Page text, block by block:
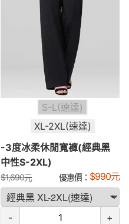
S-L(速達)
XL-2XL(速達)
-3度冰柔休閒寬褲(經典黑
中性S-2XL)
$1,690元 優惠價： $990元
- +